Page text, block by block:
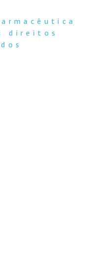
direitos